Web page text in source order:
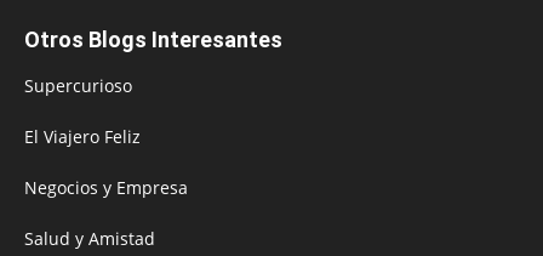
Otros Blogs Interesantes
Supercurioso
El Viajero Feliz
Negocios y Empresa
Salud y Amistad